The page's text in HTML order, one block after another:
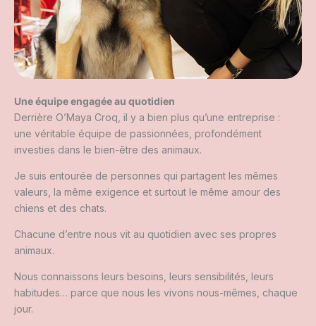
Une équipe engagée au quotidien
Derrière O’Maya Croq, il y a bien plus qu’une entreprise :
une véritable équipe de passionnées, profondément
investies dans le bien-être des animaux.
Je suis entourée de personnes qui partagent les mêmes
valeurs, la même exigence et surtout le même amour des
chiens et des chats.
Chacune d’entre nous vit au quotidien avec ses propres
animaux.
Nous connaissons leurs besoins, leurs sensibilités, leurs
habitudes… parce que nous les vivons nous-mêmes, chaque
jour.